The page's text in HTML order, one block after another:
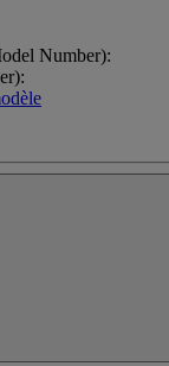
Number):